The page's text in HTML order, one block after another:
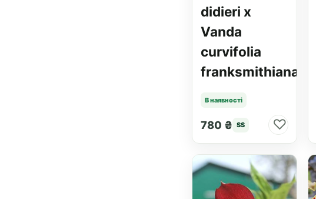
didieri x
Vanda
curvifolia
franksmithiana
В наявності
780 ₴ SS ♡